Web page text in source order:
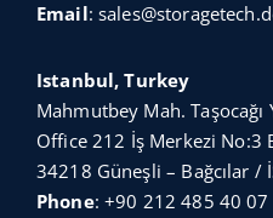
Email:
Istanbul, Turkey
Mahmutbey Mah. Taşocağı
Office 212 İş Merkezi No:3
34218 Güneşli – Bağcılar /
Phone:+90 212 485 40 07